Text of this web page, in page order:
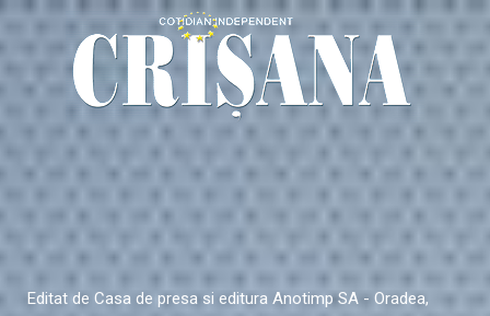
Editat de Casa de presa si editura Anotimp SA - Oradea,